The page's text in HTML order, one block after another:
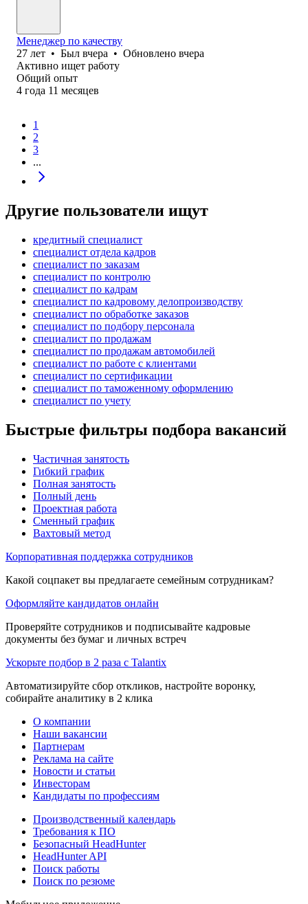
Менеджер по качеству
27 лет • Был вчера • Обновлено вчера
Активно ищет работу
Общий опыт
4 года 11 месяцев
1
2
3
...
Другие пользователи ищут
кредитный специалист
специалист отдела кадров
специалист по заказам
специалист по контролю
специалист по кадрам
специалист по кадровому делопроизводству
специалист по обработке заказов
специалист по подбору персонала
специалист по продажам
специалист по продажам автомобилей
специалист по работе с клиентами
специалист по сертификации
специалист по таможенному оформлению
специалист по учету
Быстрые фильтры подбора вакансий
Частичная занятость
Гибкий график
Полная занятость
Полный день
Проектная работа
Сменный график
Вахтовый метод
Корпоративная поддержка сотрудников
Какой соцпакет вы предлагаете семейным сотрудникам?
Оформляйте кандидатов онлайн
Проверяйте сотрудников и подписывайте кадровые
документы без бумаг и личных встреч
Ускорьте подбор в 2 раза с Talantix
Автоматизируйте сбор откликов, настройте воронку,
собирайте аналитику в 2 клика
О компании
Наши вакансии
Партнерам
Реклама на сайте
Новости и статьи
Инвесторам
Кандидаты по профессиям
Производственный календарь
Требования к ПО
Безопасный HeadHunter
HeadHunter API
Поиск работы
Поиск по резюме